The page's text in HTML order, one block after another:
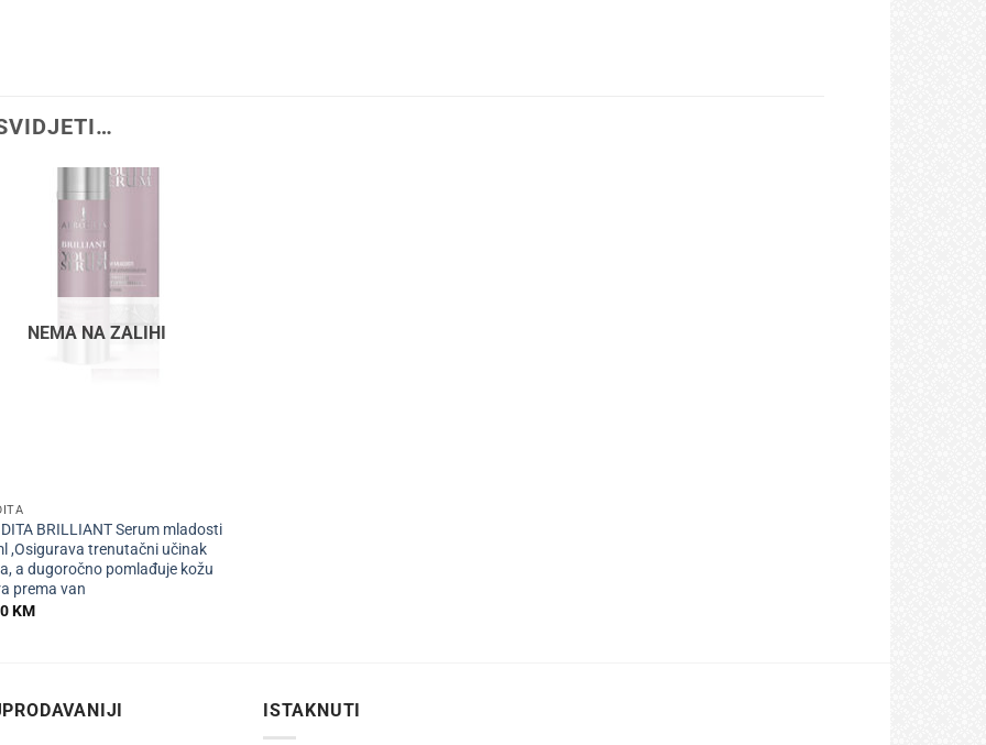
NEMA NA ZALIHI
BRILLIANT Serum mladosti
,Osigurava trenutačni učinak
a dugoročno pomlađuje kožu
prema van
KM
ISTAKNUTI